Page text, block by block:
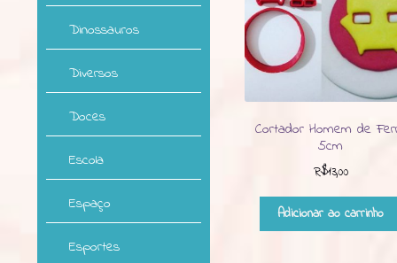
Cortador Homem de
5cm
R$13,00
Adicionar ao carrinho
Dinossauros
Diversos
Doces
Escola
Espaço
Esportes